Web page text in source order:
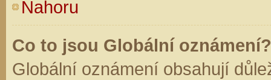
Nahoru
Co to jsou Globální oznámení?
Globální oznámení obsahují